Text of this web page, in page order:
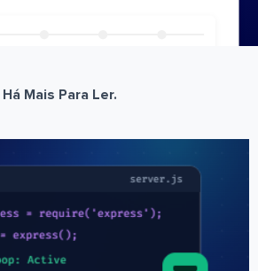
Há Mais Para Ler.